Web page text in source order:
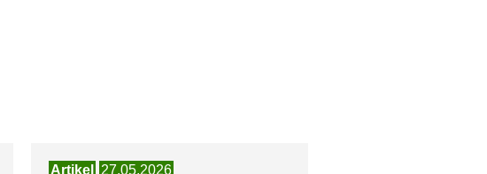
Artikel 27.05.2026